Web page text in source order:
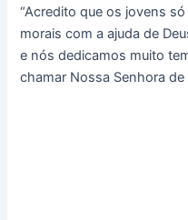
“Acredito que os jovens
morais com a ajuda de
e nós dedicamos muito
chamar Nossa Senhora